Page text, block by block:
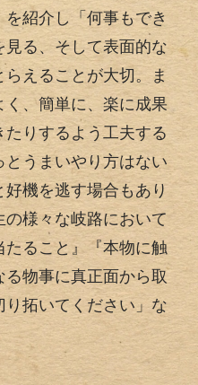
紹介し「何事もでき
る、そして表面的な
えることが大切。ま
、簡単に、楽に成果
りするよう工夫する
うまいやり方はない
機を逃す場合もあり
様々な岐路において
ること』『本物に触
物事に真正面から取
り拓いてください」な